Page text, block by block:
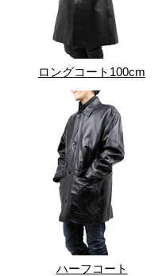
ロングコート100cm
ハーフコート